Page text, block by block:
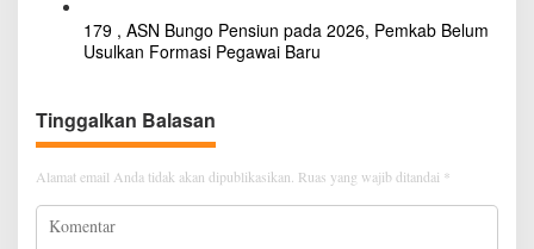
179 , ASN Bungo Pensiun pada 2026, Pemkab Belum
Usulkan Formasi Pegawai Baru
Tinggalkan Balasan
Alamat email Anda tidak akan dipublikasikan. Ruas yang wajib ditandai *